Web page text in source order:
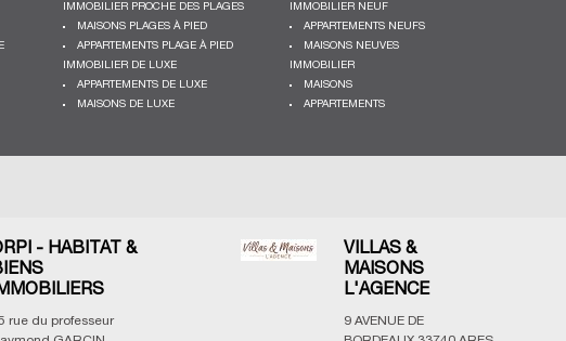
IMMOBILIER PROCHE DES PLAGES
MAISONS PLAGES À PIED
APPARTEMENTS PLAGE À PIED
IMMOBILIER NEUF
APPARTEMENTS NEUFS
MAISONS NEUVES
IMMOBILIER DE LUXE
APPARTEMENTS DE LUXE
MAISONS DE LUXE
IMMOBILIER
MAISONS
APPARTEMENTS
- HABITAT &
rue du professeur
VILLAS &
MAISONS
L'AGENCE
9 AVENUE DE